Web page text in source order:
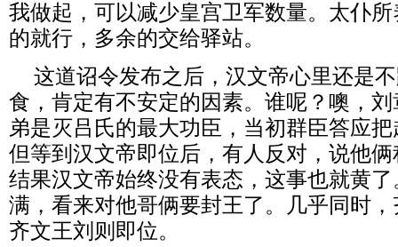
我做起，可以减少皇宫卫军数量。太仆
的就行，多余的交给驿站。
这道诏令发布之后，汉文帝心里还是
食，肯定有不安定的因素。谁呢？噢，
弟是灭吕氏的最大功臣，当初群臣答应
但等到汉文帝即位后，有人反对，说他
结果汉文帝始终没有表态，这事也就黄
满，看来对他哥俩要封王了。几乎同时
齐文王刘则即位。